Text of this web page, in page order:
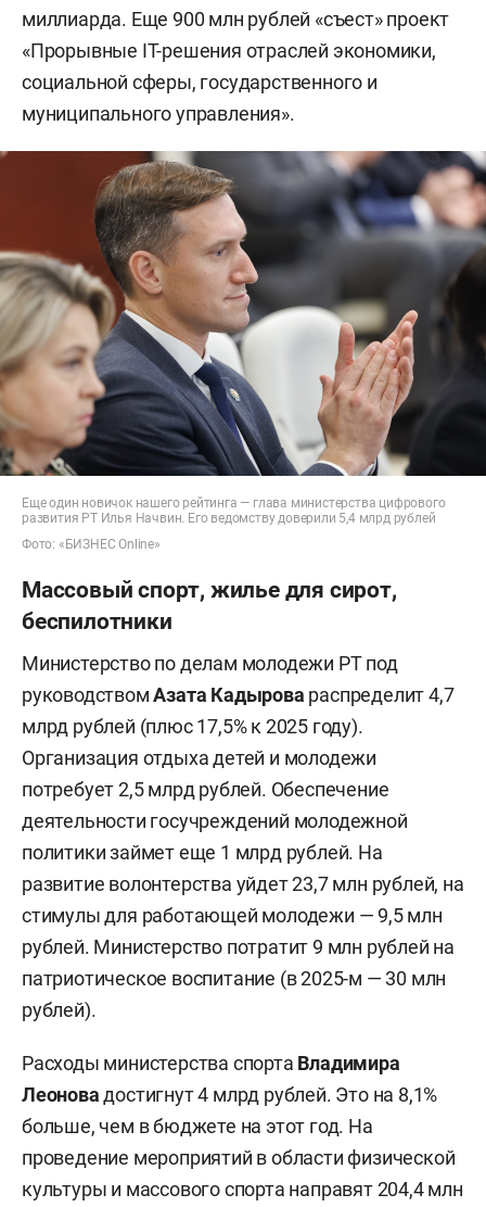
миллиарда. Еще 900 млн рублей «съест» проект
«Прорывные IT-решения отраслей экономики,
социальной сферы, государственного и
муниципального управления».
Еще один новичок нашего рейтинга — глава министерства цифрового
развития РТ Илья Начвин. Его ведомству доверили 5,4 млрд рублей
Фото: «БИЗНЕС Online»
Массовый спорт, жилье для сирот,
беспилотники
Министерство по делам молодежи РТ под
руководствомАзата Кадырова распределит 4,7
млрд рублей (плюс 17,5% к 2025 году).
Организация отдыха детей и молодежи
потребует 2,5 млрд рублей. Обеспечение
деятельности госучреждений молодежной
политики займет еще 1 млрд рублей. На
развитие волонтерства уйдет 23,7 млн рублей, на
стимулы для работающей молодежи — 9,5 млн
рублей. Министерство потратит 9 млн рублей на
патриотическое воспитание (в 2025-м — 30 млн
рублей).
Расходы министерства спорта Владимира
Леоновадостигнут 4 млрд рублей. Это на 8,1%
больше, чем в бюджете на этот год. На
проведение мероприятий в области физической
культуры и массового спорта направят 204,4 млн